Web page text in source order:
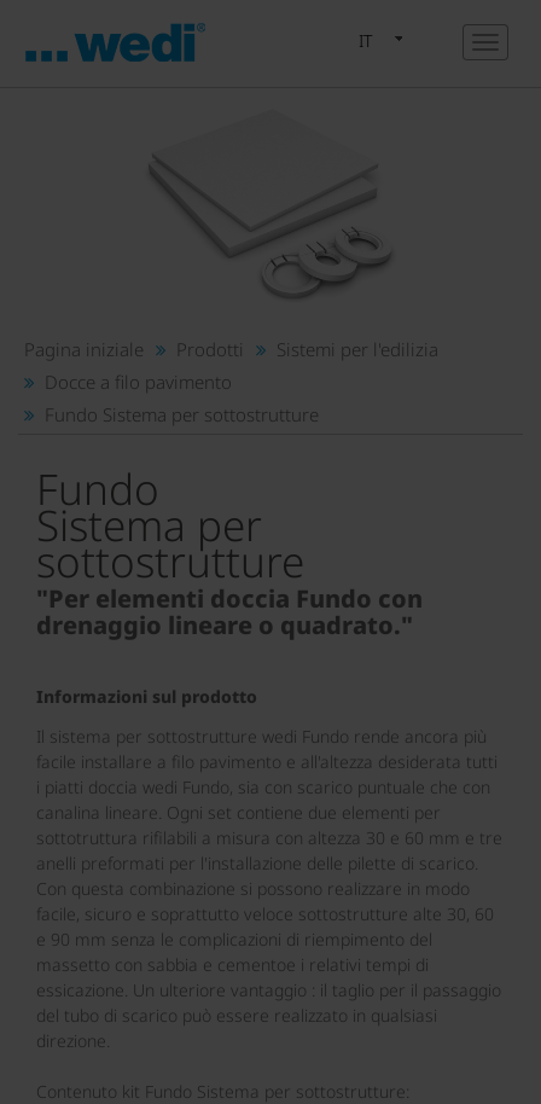
IT
Pagina iniziale Prodotti
Sistemi per l'edilizia
Docce a filo pavimento
Fundo Sistema per sottostrutture
Fundo
Sistema per
sottostrutture
"Per elementi doccia Fundo con
drenaggio lineare o quadrato."
Informazioni sul prodotto
Il sistema per sottostrutture wedi Fundo rende ancora più
facile installare a filo pavimento e all'altezza desiderata tutti
i piatti doccia wedi Fundo, sia con scarico puntuale che con
canalina lineare. Ogni set contiene due elementi per
sottotruttura rifilabili a misura con altezza 30 e 60 mm e tre
anelli preformati per l'installazione delle pilette di scarico.
Con questa combinazione si possono realizzare in modo
facile, sicuro e soprattutto veloce sottostrutture alte 30, 60
e 90 mm senza le complicazioni di riempimento del
massetto con sabbia e cementoe i relativi tempi di
essicazione. Un ulteriore vantaggio : il taglio per il passaggio
del tubo di scarico può essere realizzato in qualsiasi
direzione.
Contenuto kit Fundo Sistema per sottostrutture: